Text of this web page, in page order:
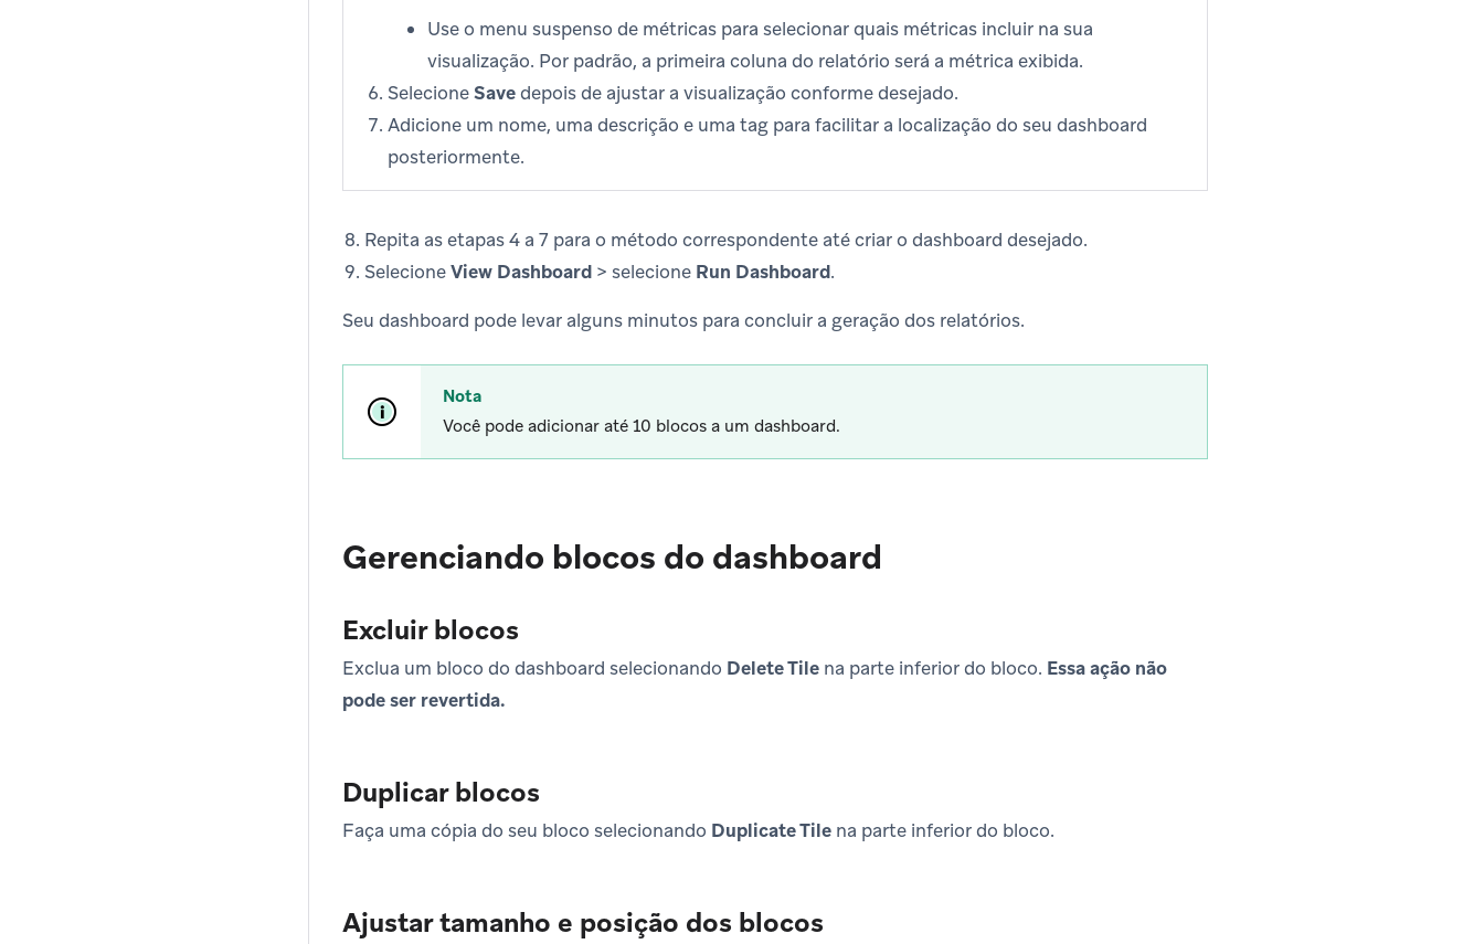
Use o menu suspenso de métricas para selecionar quais métricas incluir na sua
visualização. Por padrão, a primeira coluna do relatório será a métrica exibida.
SelecioneSavedepois de ajustar a visualização conforme desejado.
Adicione um nome, uma descrição e uma tag para facilitar a localização do seu dashboard
posteriormente.
Repita as etapas 4 a 7 para o método correspondente até criar o dashboard desejado.
SelecioneView Dashboard > selecione Run Dashboard.
Seu dashboard pode levar alguns minutos para concluir a geração dos relatórios.
Nota
Você pode adicionar até 10 blocos a um dashboard.
Gerenciando blocos do dashboard
Excluir blocos
Exclua um bloco do dashboard selecionando Delete Tile na parte inferior do bloco. Essa ação não
pode ser revertida.
Duplicar blocos
Faça uma cópia do seu bloco selecionando Duplicate Tile na parte inferior do bloco.
Ajustar tamanho e posição dos blocos